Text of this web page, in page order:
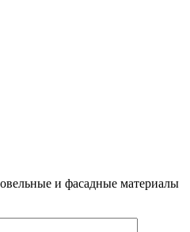
и фасадные материалы